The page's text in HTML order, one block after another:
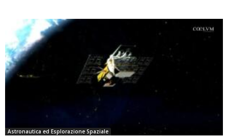
Astronautica ed Esplorazione Spaziale